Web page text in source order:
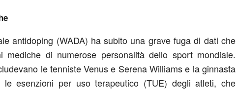
antidoping (WADA) ha subito una grave fuga di dati che
mediche di numerose personalità dello sport mondiale.
le tenniste Venus e Serena Williams e la ginnasta
le esenzioni per uso terapeutico (TUE) degli atleti, che